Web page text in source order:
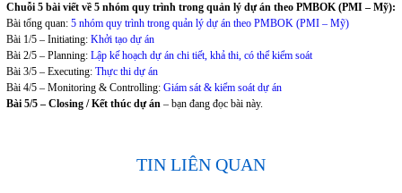
Chuỗi 5 bài viết về 5 nhóm quy trình trong quản lý dự án theo PMBOK (PMI – Mỹ):
Bài tổng quan: 5 nhóm quy trình trong quản lý dự án theo PMBOK (PMI – Mỹ)
Bài 1/5 – Initiating: Khởi tạo dự án
Bài 2/5 – Planning: Lập kế hoạch dự án chi tiết, khả thi, có thể kiểm soát
Bài 3/5 – Executing: Thực thi dự án
Bài 4/5 – Monitoring & Controlling: Giám sát & kiểm soát dự án
Bài 5/5 – Closing / Kết thúc dự án– bạn đang đọc bài này.
TIN LIÊN QUAN